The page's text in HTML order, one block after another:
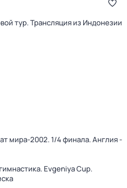
тур. Трансляция из Индонезии
мира-2002. 1/4 финала. Англия -
Evgeniya Cup.